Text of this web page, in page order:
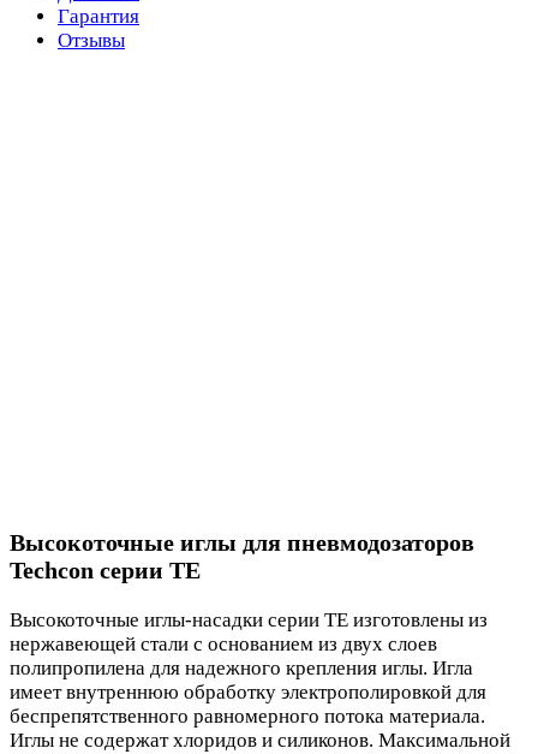
Гарантия
Отзывы
Высокоточные иглы для пневмодозаторов
Techcon серии TE
Высокоточные иглы-насадки серии TE изготовлены из
нержавеющей стали с основанием из двух слоев
полипропилена для надежного крепления иглы. Игла
имеет внутреннюю обработку электрополировкой для
беспрепятственного равномерного потока материала.
Иглы не содержат хлоридов и силиконов. Максимальной